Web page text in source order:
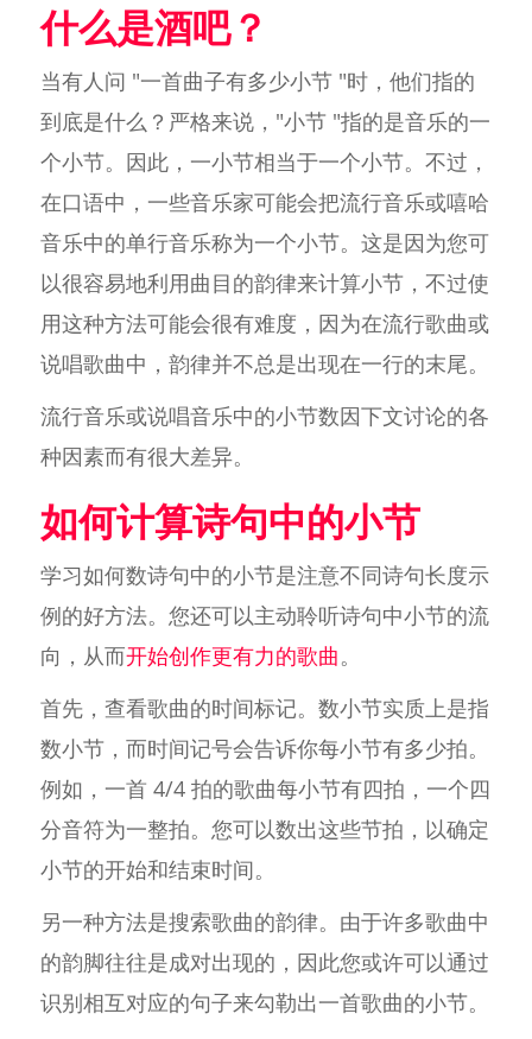
什么是酒吧？
当有人问 "一首曲子有多少小节 "时，他们指的
到底是什么？严格来说，"小节 "指的是音乐的一
个小节。因此，一小节相当于一个小节。不过，
在口语中，一些音乐家可能会把流行音乐或嘻哈
音乐中的单行音乐称为一个小节。这是因为您可
以很容易地利用曲目的韵律来计算小节，不过使
用这种方法可能会很有难度，因为在流行歌曲或
说唱歌曲中，韵律并不总是出现在一行的末尾。
流行音乐或说唱音乐中的小节数因下文讨论的各
种因素而有很大差异。
如何计算诗句中的小节
学习如何数诗句中的小节是注意不同诗句长度示
例的好方法。您还可以主动聆听诗句中小节的流
向，从而开始创作更有力的歌曲。
首先，查看歌曲的时间标记。数小节实质上是指
数小节，而时间记号会告诉你每小节有多少拍。
例如，一首 4/4 拍的歌曲每小节有四拍，一个四
分音符为一整拍。您可以数出这些节拍，以确定
小节的开始和结束时间。
另一种方法是搜索歌曲的韵律。由于许多歌曲中
的韵脚往往是成对出现的，因此您或许可以通过
识别相互对应的句子来勾勒出一首歌曲的小节。